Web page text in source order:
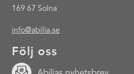
169 67 Solna
info@abilia.se
Följ oss